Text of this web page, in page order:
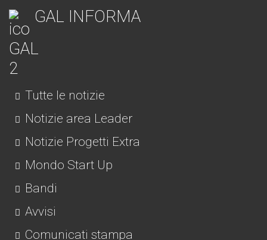
GAL INFORMA
Tutte le notizie
Notizie area Leader
Notizie Progetti Extra
Mondo Start Up
Bandi
Avvisi
Comunicati stampa